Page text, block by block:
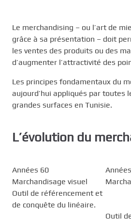
Le merchandising – ou l’art de
grâce à sa présentation – doit
les ventes des produits ou des
d’augmenter l’attractivité des
Les principes fondamentaux du
aujourd’hui appliqués par toutes
grandes surfaces en Tunisie.
L’évolution du
Années 60
Marchandisage visuel
Outil de référencement et
de conquête du linéaire.
Outil